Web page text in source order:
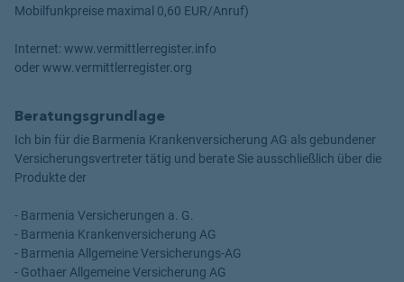
Mobilfunkpreise maximal 0,60 EUR/Anruf)
Internet: www.vermittlerregister.info
oder www.vermittlerregister.org
Beratungsgrundlage
Ich bin für die Barmenia Krankenversicherung AG als gebundener
Versicherungsvertreter tätig und berate Sie ausschließlich über die
Produkte der
- Barmenia Versicherungen a. G.
- Barmenia Krankenversicherung AG
- Barmenia Allgemeine Versicherungs-AG
- Gothaer Allgemeine Versicherung AG